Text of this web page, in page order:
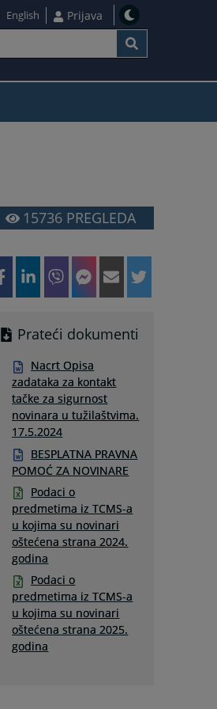
English Prijava
15736PREGLEDA
Prateći dokumenti
Nacrt Opisa
zadataka za kontakt
tačke za sigurnost
novinara u tužilaštvima.
17.5.2024
BESPLATNA PRAVNA
POMOĆ ZA NOVINARE
Podaci o
predmetima iz TCMS-a
u kojima su novinari
oštećena strana 2024.
godina
Podaci o
predmetima iz TCMS-a
u kojima su novinari
oštećena strana 2025.
godina